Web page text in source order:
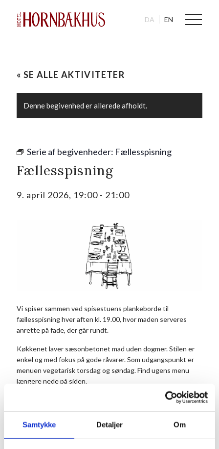
Samtykke Detaljer Om
DA EN
« SE ALLE AKTIVITETER
Denne begivenhed er allerede afholdt.
Serie af begivenheder: Fællesspisning
Fællesspisning
9. april 2026, 19:00- 21:00
Vi spiser sammen ved spisestuens plankeborde til
fællesspisning hver aften kl. 19.00, hvor maden serveres
anrette på fade, der går rundt.
Køkkenet laver sæsonbetonet mad uden dogmer. Stilen er
enkel og med fokus på gode råvarer. Som udgangspunkt er
menuen vegetarisk torsdag og søndag. Find ugens menu
længere nede på siden.
Vi tilbyder dagligt et vegetarisk alternativ til dagens måltid.
Det er vigtigt, at du noterer antal vegetarer i
kommentarfeltet, når du bestiller dit bord.
Prisen er 175 kr. for middagen pr. person og 50 kr. for